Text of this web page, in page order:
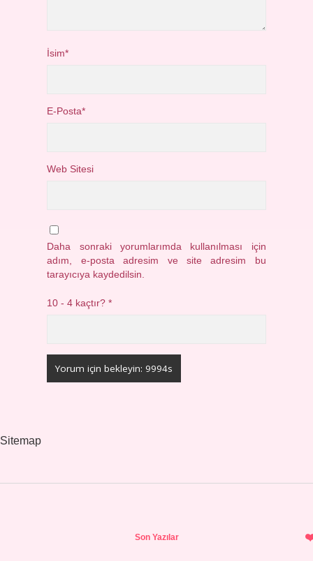
İsim*
E-Posta*
Web Sitesi
Daha sonraki yorumlarımda kullanılması için
adım, e-posta adresim ve site adresim bu
tarayıcıya kaydedilsin.
10 - 4 kaçtır?*
Sitemap
Son Yazılar